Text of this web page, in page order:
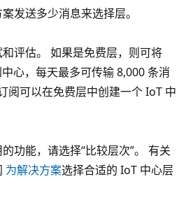
发送多少消息来选择层。
评估。 如果是免费层，则可将
心，每天最多可传输 8,000 条消
阅可以在免费层中创建一个 IoT 中
功能，请选择“比较层次”。 有关
为解决方案选择合适的 IoT 中心层